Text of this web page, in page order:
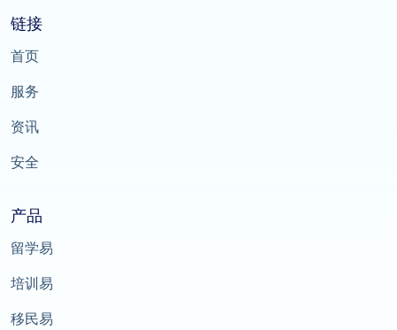
链接
首页
服务
资讯
安全
产品
留学易
培训易
移民易